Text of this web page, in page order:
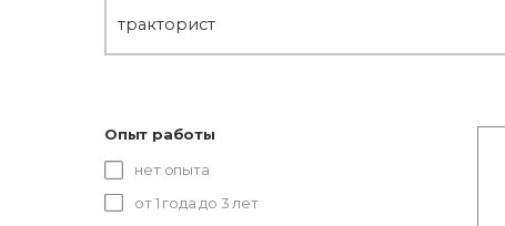
Опыт работы
нет опыта
от 1 года до 3 лет